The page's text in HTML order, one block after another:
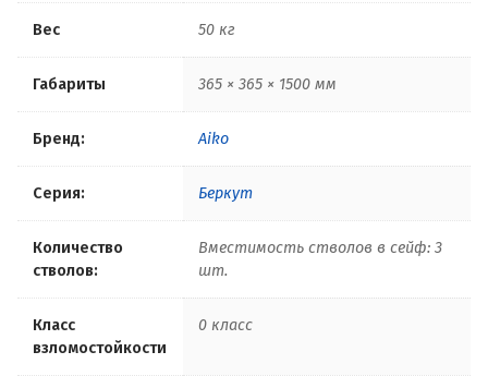
Вес 50 кг
Габариты 365 × 365 × 1500 мм
Бренд: Aiko
Серия: Беркут
Количество
стволов:
Вместимость стволов в сейф: 3
шт.
Класс
взломостойкости
0 класс